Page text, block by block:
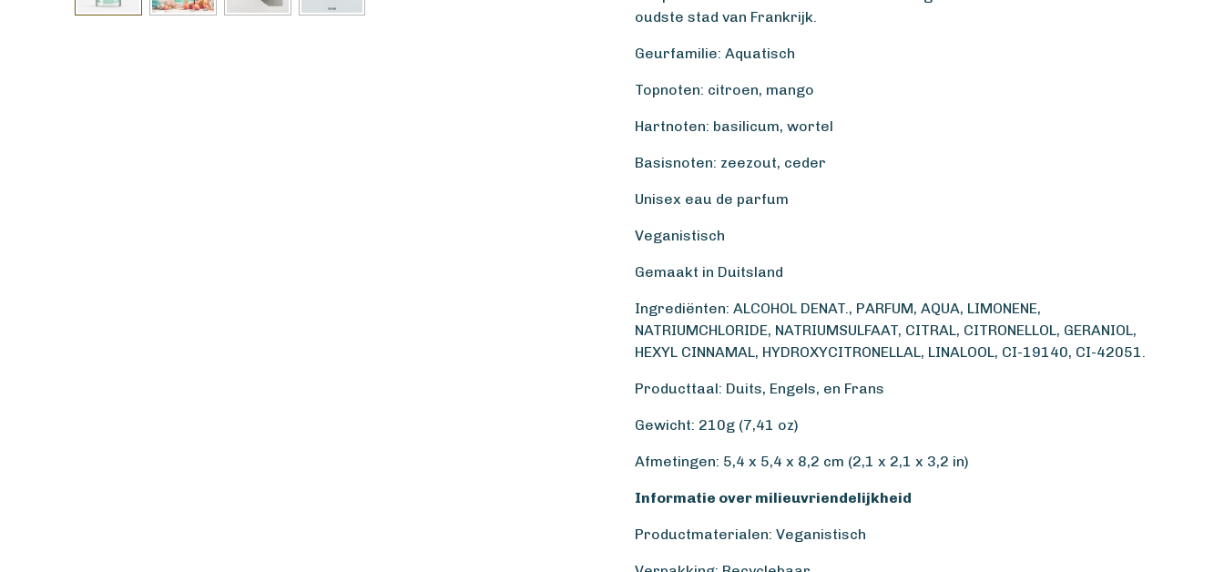
oudste stad van Frankrijk.
Geurfamilie: Aquatisch
Topnoten: citroen, mango
Hartnoten: basilicum, wortel
Basisnoten: zeezout, ceder
Unisex eau de parfum
Veganistisch
Gemaakt in Duitsland
Ingrediënten: ALCOHOL DENAT., PARFUM, AQUA, LIMONENE,
NATRIUMCHLORIDE, NATRIUMSULFAAT, CITRAL, CITRONELLOL, GERANIOL,
HEXYL CINNAMAL, HYDROXYCITRONELLAL, LINALOOL, CI-19140, CI-42051.
Producttaal: Duits, Engels, en Frans
Gewicht: 210g (7,41 oz)
Afmetingen: 5,4 x 5,4 x 8,2 cm (2,1 x 2,1 x 3,2 in)
Informatie over milieuvriendelijkheid
Productmaterialen: Veganistisch